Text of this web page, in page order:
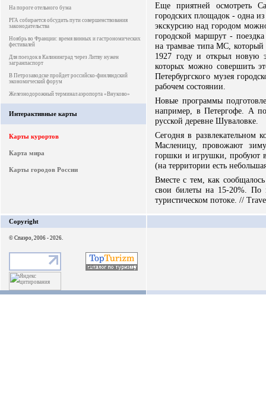
На пороге отельного бума
РГА собирается обсудить пути совершенствования
законодательства
Ноябрь во Франции: время винных и гастрономических
фестивалей
Для поездок в Калининград через Литву нужен
загранпаспорт
В Петрозаводске пройдет российско-финляндский
экономический форум
Железнодорожный терминал аэропорта «Внуково»
Интерактивные карты
Карты курортов
Карта мира
Карты городов России
Еще приятней осмотреть
городских площадок - одна
экскурсию над городом
городской маршрут -
на трамвае типа МС,
1927 году и открыл новую
которых можно совершить
Петербургского музея
рабочем состоянии.
Новые программы
например, в Петергофе. А
русской деревне Шуваловке.
Сегодня в развлекательном
Масленицу, провожают
горшки и игрушки, пробуют
(на территории есть
Вместе с тем, как
свои билеты на 15-20%. По
туристическом потоке. //
Copyright
© Спаэро, 2006 - 2026.